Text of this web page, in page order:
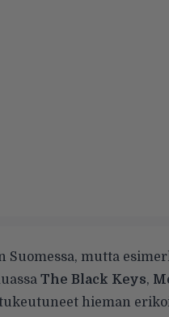
mutta
The Black Keys,
hieman